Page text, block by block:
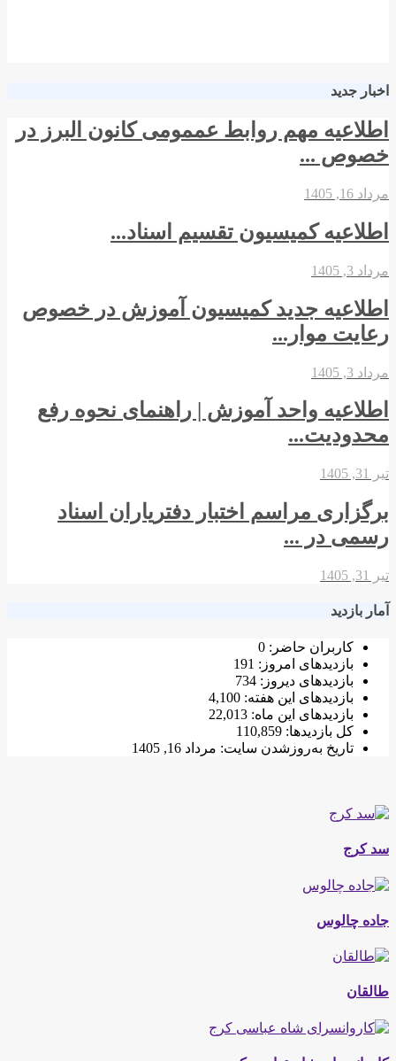
اخبار جدید
اطلاعیه مهم روابط عممومی کانون البرز در
خصوص ...
مرداد 16, 1405
اطلاعیه کمیسیون تقسیم اسناد...
مرداد 3, 1405
اطلاعیه جدید کمیسیون آموزش در خصوص
رعایت موار...
مرداد 3, 1405
اطلاعیه واحد آموزش | راهنمای نحوه رفع
محدودیت...
تیر 31, 1405
برگزاری مراسم اختبار دفتریاران اسناد
رسمی در ...
تیر 31, 1405
آمار بازدید
کاربران حاضر: 0
بازدیدهای امروز: 191
بازدیدهای دیروز: 734
بازدیدهای این هفته: 4,100
بازدیدهای این ماه: 22,013
کل بازدیدها: 110,859
تاریخ به‌روزشدن سایت: مرداد 16, 1405
سد کرج
جاده چالوس
طالقان